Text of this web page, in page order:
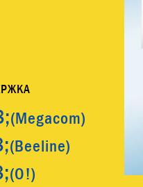
(Megacom)
(Beeline)
(O!)